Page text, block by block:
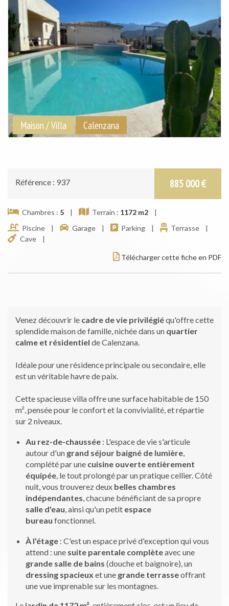
Maison / Villa Calenzana
Référence : 937 885 000 €
Chambres : 5 | Terrain : 1172 m2 |
Piscine |
Garage | Parking |
Terrasse |
Cave |
Télécharger cette fiche en PDF
Venez découvrir le cadre de vie privilégiéqu'offre cette
splendide maison de famille, nichée dans un quartier
calme et résidentiel de Calenzana.
Idéale pour une résidence principale ou secondaire, elle
est un véritable havre de paix.
Cette spacieuse villa offre une surface habitable de 150
m², pensée pour le confort et la convivialité, et répartie
sur 2 niveaux.
Au rez-de-chaussée : L'espace de vie s'articule
autour d'un grand séjour baigné de lumière
complété par une cuisine ouverte entièrement
équipée , le tout prolongé par un pratique cellier. Côté
nuit, vous trouverez deux belles chambres
indépendantes , chacune bénéficiant de sa propre
salle d'eau , ainsi qu'un petit espace
bureau fonctionnel.
À l'étage : C'est un espace privé d'exception qui vous
attend : une suite parentale complèteavec une
grande salle de bains (douche et baignoire), un
dressing spacieux et une grande terrasseoffrant
une vue imprenable sur les montagnes.